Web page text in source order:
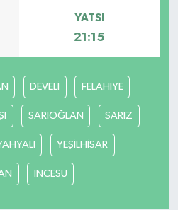
YATSI
21:15
DEVELİ FELAHİYE
SARIOĞLAN SARIZ
YEŞİLHİSAR
İNCESU